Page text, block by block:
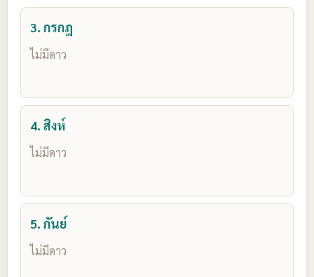
3. กรกฎ
ไม่มีดาว
4. สิงห์
ไม่มีดาว
5. กันย์
ไม่มีดาว